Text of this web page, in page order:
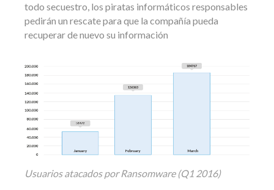
todo secuestro, los piratas informáticos responsables
pedirán un rescate para que la compañía pueda
recuperar de nuevo su información
Usuarios atacados por Ransomware (Q1 2016)